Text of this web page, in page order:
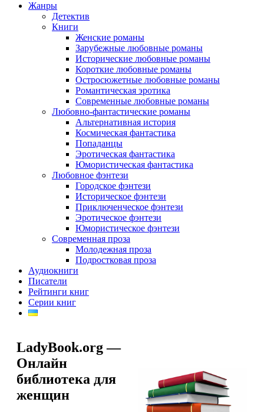
Жанры
Детектив
Книги
Женские романы
Зарубежные любовные романы
Исторические любовные романы
Короткие любовные романы
Остросюжетные любовные романы
Романтическая эротика
Современные любовные романы
Любовно-фантастические романы
Альтернативная история
Космическая фантастика
Попаданцы
Эротическая фантастика
Юмористическая фантастика
Любовное фэнтези
Городское фэнтези
Историческое фэнтези
Приключенческое фэнтези
Эротическое фэнтези
Юмористическое фэнтези
Современная проза
Молодежная проза
Подростковая проза
Аудиокниги
Писатели
Рейтинги книг
Серии книг
LadyBook.org —
Онлайн
библиотека для
женщин